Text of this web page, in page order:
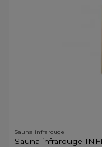
Sauna infrarouge
Sauna infrarouge